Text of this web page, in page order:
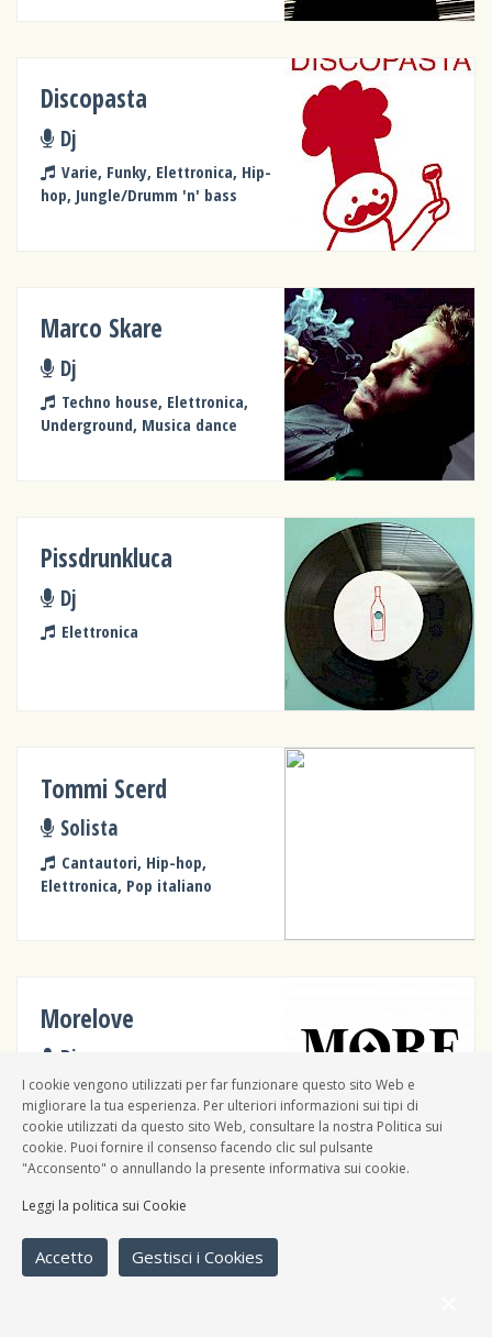
Discopasta
Dj
Varie, Funky, Elettronica, Hip-
hop, Jungle/Drumm 'n' bass
Marco Skare
Dj
Techno house, Elettronica,
Underground, Musica dance
Pissdrunkluca
Dj
Elettronica
Tommi Scerd
Solista
Cantautori, Hip-hop,
Elettronica, Pop italiano
Morelove
Dj
Elettronica
Granita Soundsystem
I cookie vengono utilizzati per far funzionare questo sito Web e
migliorare la tua esperienza. Per ulteriori informazioni sui tipi di
cookie utilizzati da questo sito Web, consultare la nostra Politica sui
cookie. Puoi fornire il consenso facendo clic sul pulsante
"Acconsento" o annullando la presente informativa sui cookie.
Leggi la politica sui Cookie
Accetto Gestisci i Cookies